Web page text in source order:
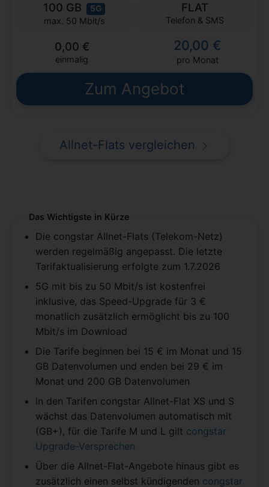
100 GB 5G
max. 50 Mbit/s
FLAT
Telefon & SMS
0,00 €
einmalig
20,00 €
pro Monat
Zum Angebot
Allnet-Flats vergleichen
Das Wichtigste in Kürze
Die congstar Allnet-Flats (Telekom-Netz)
werden regelmäßig angepasst. Die letzte
Tarifaktualisierung erfolgte zum 1.7.2026
5G mit bis zu 50 Mbit/s ist kostenfrei
inklusive, das Speed-Upgrade für 3 €
monatlich zusätzlich ermöglicht bis zu 100
Mbit/s im Download
Die Tarife beginnen bei 15 € im Monat und 15
GB Datenvolumen und enden bei 29 € im
Monat und 200 GB Datenvolumen
In den Tarifen congstar Allnet-Flat XS und S
wächst das Datenvolumen automatisch mit
(GB+), für die Tarife M und L gilt congstar
Upgrade-Versprechen
Über die Allnet-Flat-Angebote hinaus gibt es
zusätzlich einen selbst kündigenden congstar